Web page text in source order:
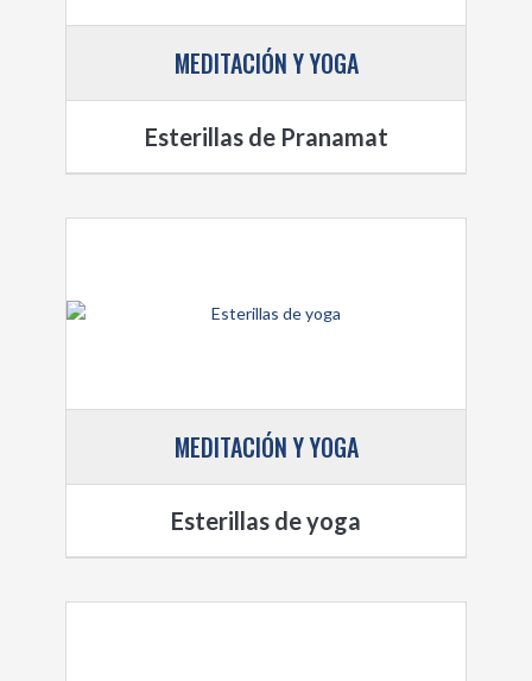
MEDITACIÓN Y YOGA
Esterillas de Pranamat
MEDITACIÓN Y YOGA
Esterillas de yoga